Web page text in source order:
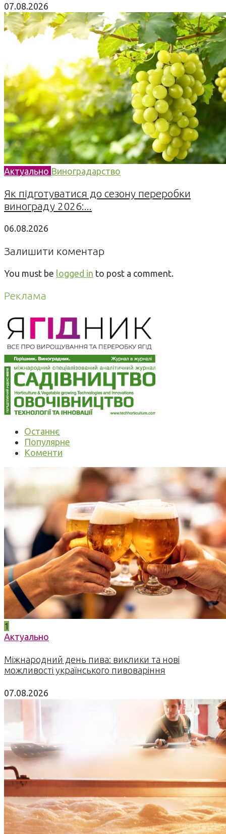
07.08.2026
Актуально Виноградарство
Як підготуватися до сезону переробки
винограду 2026:...
06.08.2026
Залишити коментар
You must be logged in to post a comment.
Реклама
Останнє
Популярне
Коменти
1
Актуально
Міжнародний день пива: виклики та нові
можливості українського пивоваріння
07.08.2026